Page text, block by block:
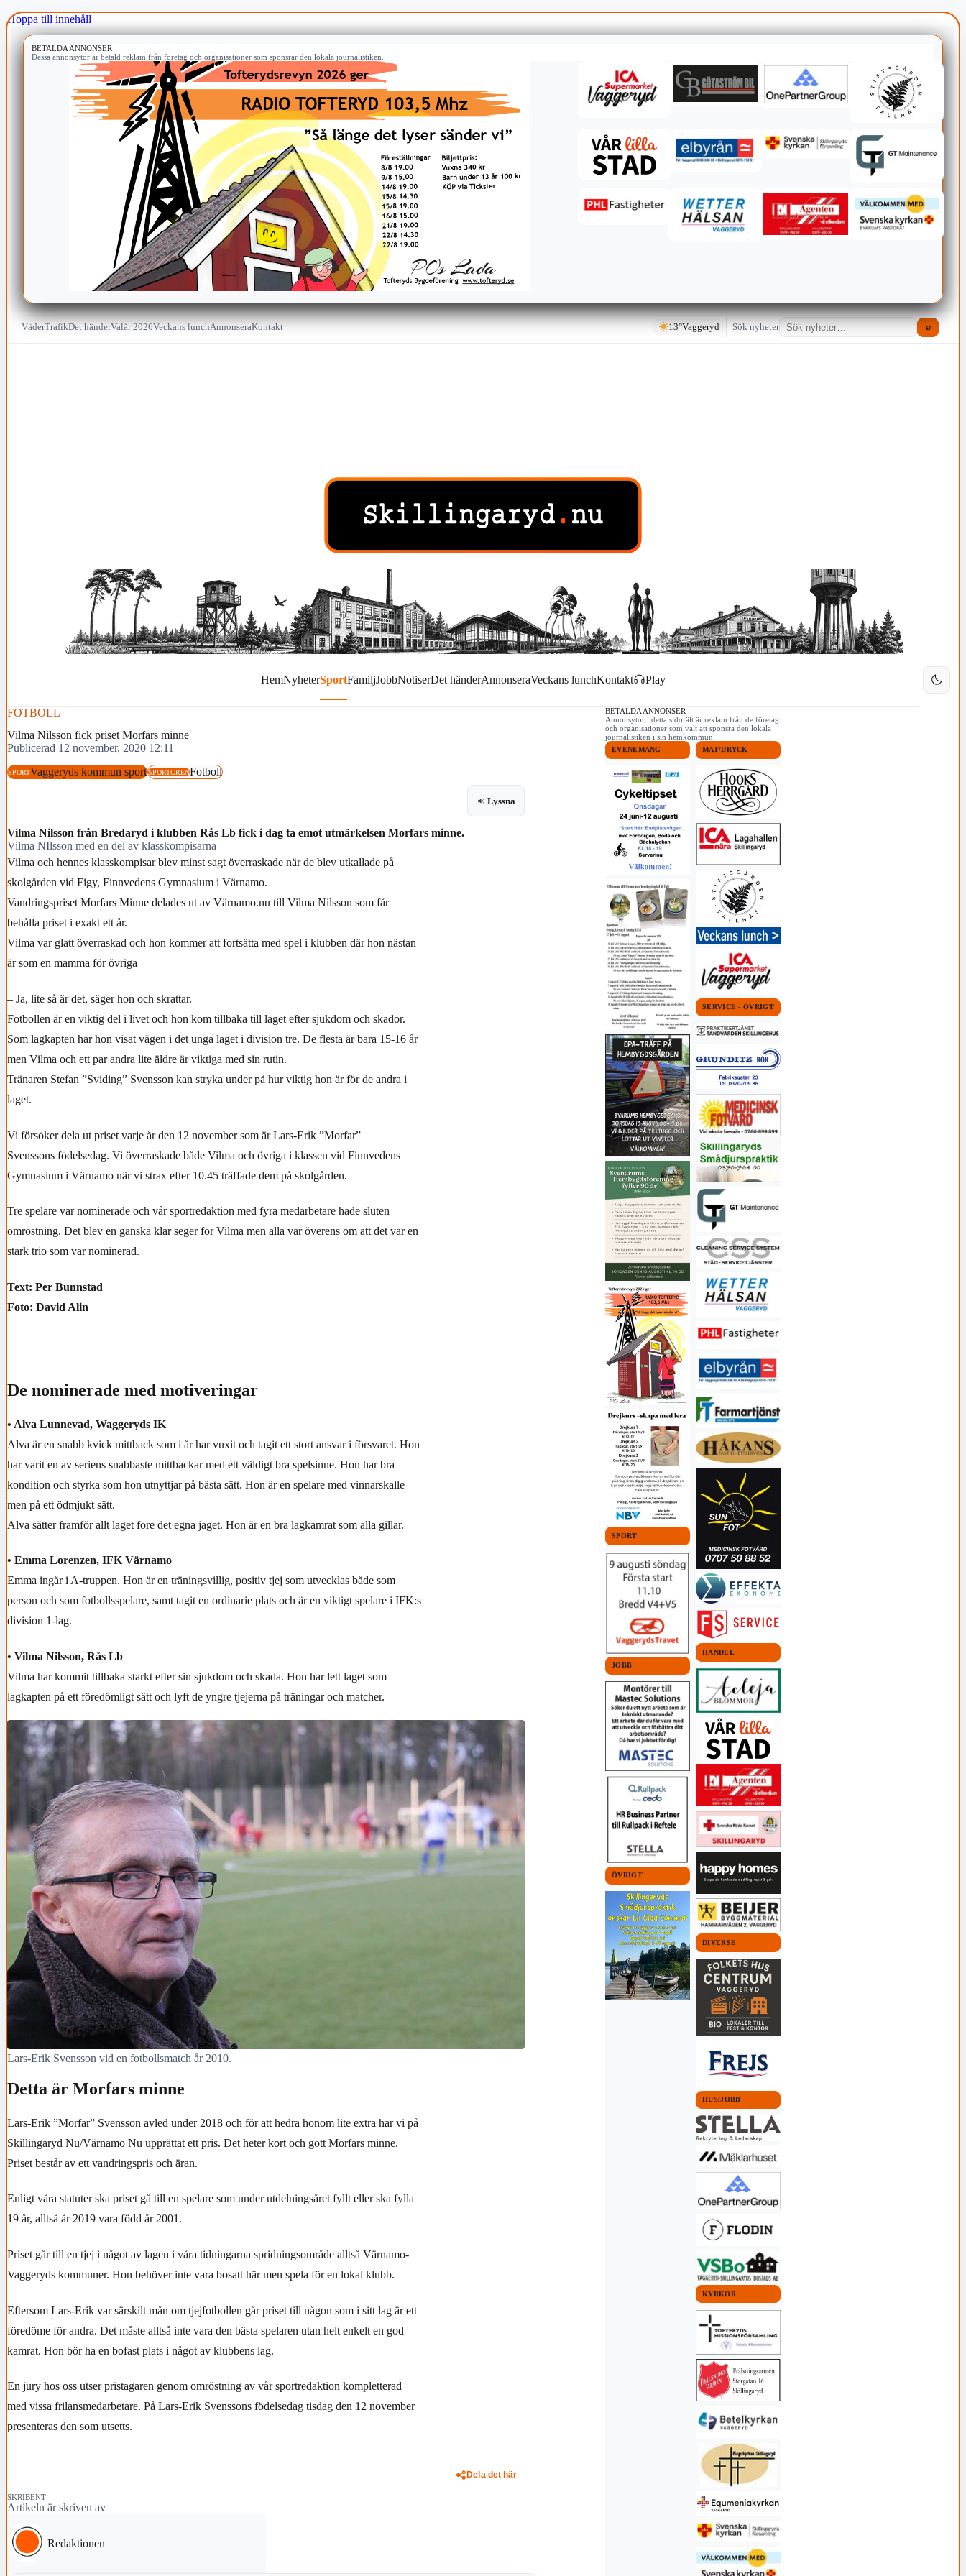
Hoppa till innehåll
BETALDA ANNONSER
Dessa annonsytor är betald reklam från företag och organisationer som sponsrar den lokala journalistiken.
VäderTrafikDet händerValår 2026Veckans lunchAnnonseraKontakt 13°Vaggeryd Sök nyheter ⌕
HemNyheterSportFamiljJobbNotiserDet händerAnnonseraVeckans lunchKontakt Play
FOTBOLL
Vilma Nilsson fick priset Morfars minne
Publicerad 12 november, 2020 12:11
SPORTVaggeryds kommun sportSPORTGRENFotboll
Lyssna
Vilma Nilsson från Bredaryd i klubben Rås Lb fick i dag ta emot utmärkelsen Morfars minne.
Vilma NIlsson med en del av klasskompisarna
Vilma och hennes klasskompisar blev minst sagt överraskade när de blev utkallade på
skolgården vid Figy, Finnvedens Gymnasium i Värnamo.
Vandringspriset Morfars Minne delades ut av Värnamo.nu till Vilma Nilsson som får
behålla priset i exakt ett år.
Vilma var glatt överraskad och hon kommer att fortsätta med spel i klubben där hon nästan
är som en mamma för övriga
– Ja, lite så är det, säger hon och skrattar.
Fotbollen är en viktig del i livet och hon kom tillbaka till laget efter sjukdom och skador.
Som lagkapten har hon visat vägen i det unga laget i division tre. De flesta är bara 15-16 år
men Vilma och ett par andra lite äldre är viktiga med sin rutin.
Tränaren Stefan ”Sviding” Svensson kan stryka under på hur viktig hon är för de andra i
laget.
Vi försöker dela ut priset varje år den 12 november som är Lars-Erik ”Morfar”
Svenssons födelsedag. Vi överraskade både Vilma och övriga i klassen vid Finnvedens
Gymnasium i Värnamo när vi strax efter 10.45 träffade dem på skolgården.
Tre spelare var nominerade och vår sportredaktion med fyra medarbetare hade sluten
omröstning. Det blev en ganska klar seger för Vilma men alla var överens om att det var en
stark trio som var nominerad.
Text: Per Bunnstad
Foto: David Alin
De nominerade med motiveringar
• Alva Lunnevad, Waggeryds IK
Alva är en snabb kvick mittback som i år har vuxit och tagit ett stort ansvar i försvaret. Hon
har varit en av seriens snabbaste mittbackar med ett väldigt bra spelsinne. Hon har bra
kondition och styrka som hon utnyttjar på bästa sätt. Hon är en spelare med vinnarskalle
men på ett ödmjukt sätt.
Alva sätter framför allt laget före det egna jaget. Hon är en bra lagkamrat som alla gillar.
• Emma Lorenzen, IFK Värnamo
Emma ingår i A-truppen. Hon är en träningsvillig, positiv tjej som utvecklas både som
person och som fotbollsspelare, samt tagit en ordinarie plats och är en viktigt spelare i IFK:s
division 1-lag.
• Vilma Nilsson, Rås Lb
Vilma har kommit tillbaka starkt efter sin sjukdom och skada. Hon har lett laget som
lagkapten på ett föredömligt sätt och lyft de yngre tjejerna på träningar och matcher.
Lars-Erik Svensson vid en fotbollsmatch år 2010.
Detta är Morfars minne
Lars-Erik ”Morfar” Svensson avled under 2018 och för att hedra honom lite extra har vi på
Skillingaryd Nu/Värnamo Nu upprättat ett pris. Det heter kort och gott Morfars minne.
Priset består av ett vandringspris och äran.
Enligt våra statuter ska priset gå till en spelare som under utdelningsåret fyllt eller ska fylla
19 år, alltså år 2019 vara född år 2001.
Priset går till en tjej i något av lagen i våra tidningarna spridningsområde alltså Värnamo-
Vaggeryds kommuner. Hon behöver inte vara bosatt här men spela för en lokal klubb.
Eftersom Lars-Erik var särskilt mån om tjejfotbollen går priset till någon som i sitt lag är ett
föredöme för andra. Det måste alltså inte vara den bästa spelaren utan helt enkelt en god
kamrat. Hon bör ha en bofast plats i något av klubbens lag.
En jury hos oss utser pristagaren genom omröstning av vår sportredaktion kompletterad
med vissa frilansmedarbetare. På Lars-Erik Svenssons födelsedag tisdag den 12 november
presenteras den som utsetts.
Dela det här
SKRIBENT
Artikeln är skriven av
Redaktionen
BETALDA ANNONSER
Annonsytor i detta sidofält är reklam från de företag
och organisationer som valt att sponsra den lokala
journalistiken i sin hemkommun.
EVENEMANG
SPORT
JOBB
ÖVRIGT
MAT/DRYCK
SERVICE - ÖVRIGT
HANDEL
DIVERSE
HUS/JOBB
KYRKOR